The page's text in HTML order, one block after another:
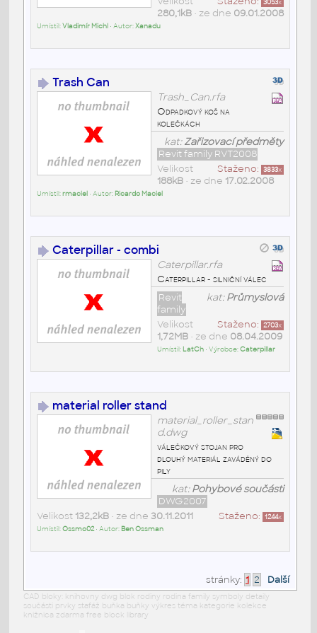
3053x
280,1kB• ze dne 09.01.2008
Umístil:Vladimír Michl • Autor:Xanadu
Trash Can
Trash_Can.rfa
Odpadkový koš na
kolečkách
kat:Zařizovací předměty
Revit family RVT2008
Staženo: 3833x
Velikost
188kB• ze dne 17.02.2008
Umístil:rmaciel • Autor: Ricardo Maciel
Caterpillar - combi
Caterpillar.rfa
Caterpillar - silniční válec
kat:Průmyslová
Revit
family
Staženo: 2703x
Velikost
1,72MB• ze dne 08.04.2009
Umístil: LatCh• Výrobce:Caterpillar
material roller stand
material_roller_stan
d.dwg
válečkový stojan pro
dlouhý materiál zaváděný do
pily
kat:Pohybové součásti
DWG2007
Staženo: 1244x
Velikost 132,2kB• ze dne 30.11.2011
Umístil:Ossmo02• Autor: Ben Ossman
stránky: 1 2 Další
CAD bloky: knihovny dwg blok rodiny rodina family symboly detaily
součásti prvky stafáž buňka buňky výkres téma kategorie kolekce
knižnica zdarma free block library